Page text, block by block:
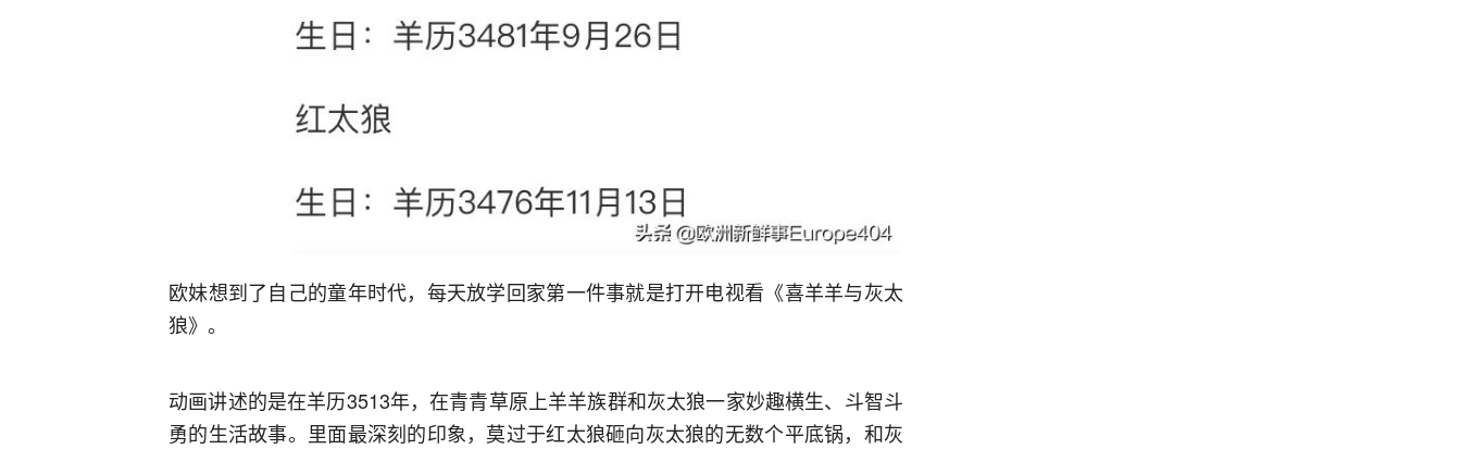
欧妹想到了自己的童年时代，每天放学回家第一件事就是打开电视看《喜羊羊与灰太
狼》。
动画讲述的是在羊历3513年，在青青草原上羊羊族群和灰太狼一家妙趣横生、斗智斗
勇的生活故事。里面最深刻的印象，莫过于红太狼砸向灰太狼的无数个平底锅，和灰